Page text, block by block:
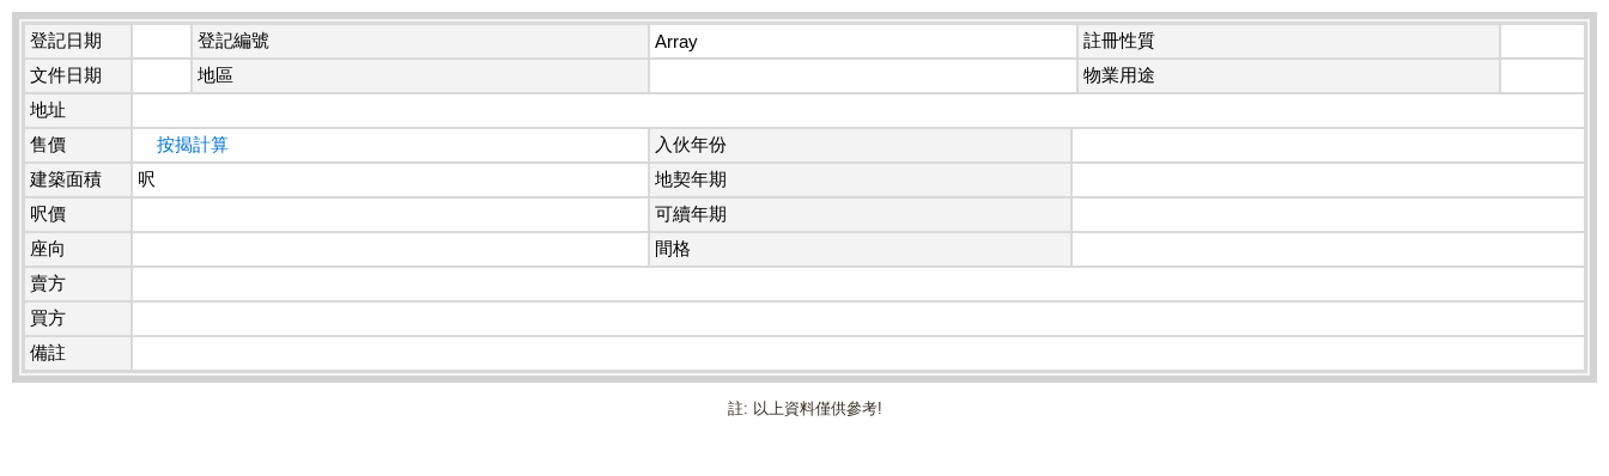
登記日期 登記編號 Array
註冊性質
文件日期
地區
物業用途
地址
售價
按揭計算
入伙年份
建築面積
呎
地契年期
呎價
可續年期
座向
間格
賣方
買方
備註
註: 以上資料僅供參考!